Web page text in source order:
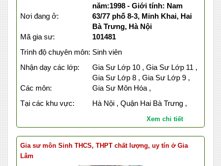
năm:1998 - Giới tính: Nam
Nơi đang ở:
63/77 phố 8-3, Minh Khai, Hai
Bà Trưng, Hà Nội
Mã gia sư:
101481
Trình độ chuyên môn: Sinh viên
Nhận dạy các lớp:
Gia Sư Lớp 10 , Gia Sư Lớp 11 ,
Gia Sư Lớp 8 , Gia Sư Lớp 9 ,
Các môn:
Gia Sư Môn Hóa ,
Tại các khu vực:
Hà Nội , Quận Hai Bà Trưng ,
Xem chi tiết
Gia sư môn Sinh THCS, THPT chất lượng, uy tín ở Gia
Lâm